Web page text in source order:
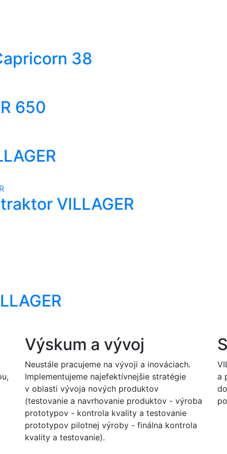
38
650
VILLAGER
Výskum a vývoj
Neustále pracujeme na vývoji a inováciach.
Implementujeme najefektívnejšie stratégie
v oblasti vývoja nových produktov
(testovanie a navrhovanie produktov - výroba
prototypov - kontrola kvality a testovanie
prototypov pilotnej výroby - finálna kontrola
kvality a testovanie).
a